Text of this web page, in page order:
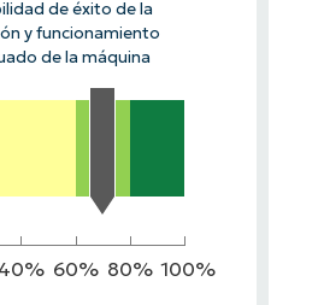
de éxito de la
y funcionamiento
de la máquina
40% 60% 80% 100%